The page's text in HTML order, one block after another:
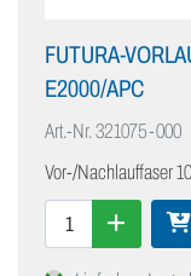
FUTURA-
E2000/APC
Art.-Nr.321075-000
Vor-/Nachlauffaser